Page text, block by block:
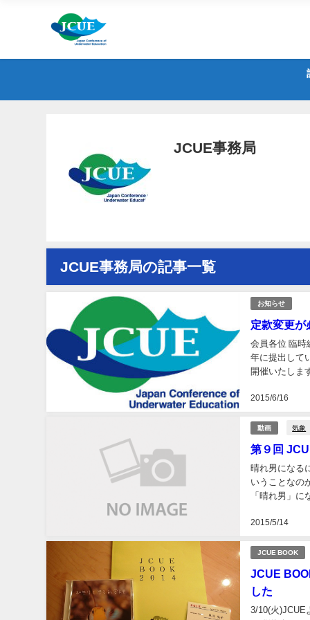
JCUE事務局
JCUE事務局の記事一覧
お知らせ
定款変更が
2015/6/16
会員各位 臨時
年に提出して
開催いたしま
動画 気象
第９回
2015/5/14
晴れ男になる
いうことなの
「晴れ男」
JCUE BOOK
JCUE
した
3/10(火)JCUE